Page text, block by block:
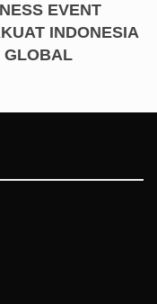
EVENT
INDONESIA
GLOBAL